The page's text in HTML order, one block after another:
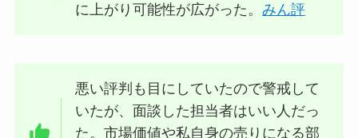
に上がり可能性が広がった。みん評
悪い評判も目にしていたので警戒して
いたが、面談した担当者はいい人だっ
た。市場価値や私自身の売りになる部